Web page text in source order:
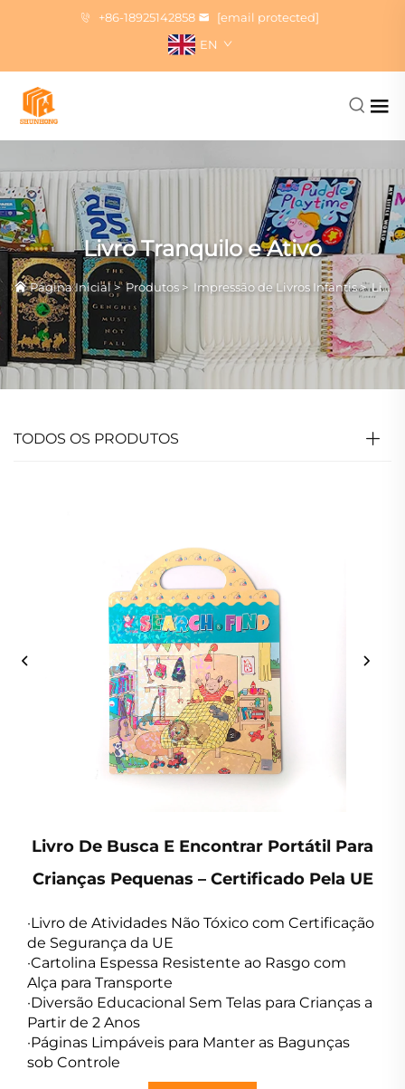
+86-18925142858
[email protected]
EN
Livro Tranquilo e Ativo
Página Inicial>Produtos > Impressão de Livros Infantis>Livro Tranquilo e Ativo
TODOS OS PRODUTOS
Livro De Busca E Encontrar Portátil Para
Crianças Pequenas – Certificado Pela UE
·Livro de Atividades Não Tóxico com Certificação
de Segurança da UE
·Cartolina Espessa Resistente ao Rasgo com
Alça para Transporte
·Diversão Educacional Sem Telas para Crianças a
Partir de 2 Anos
·Páginas Limpáveis para Manter as Bagunças
sob Controle